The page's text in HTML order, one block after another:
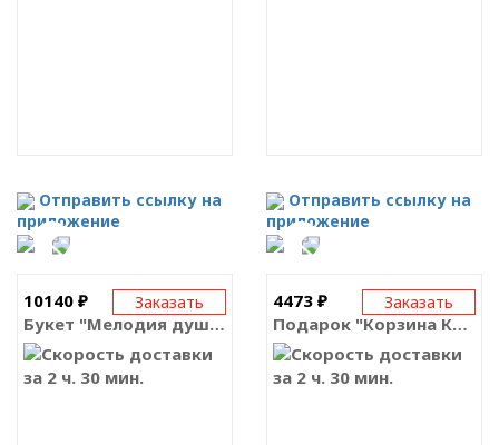
Отправить ссылку на
приложение
Отправить ссылку на
приложение
Заказать
4473 ₽
Подарок "Корзина Киндер"
за 2 ч. 30 мин.
Заказать
10140 ₽
Букет "Мелодия души"
за 2 ч. 30 мин.